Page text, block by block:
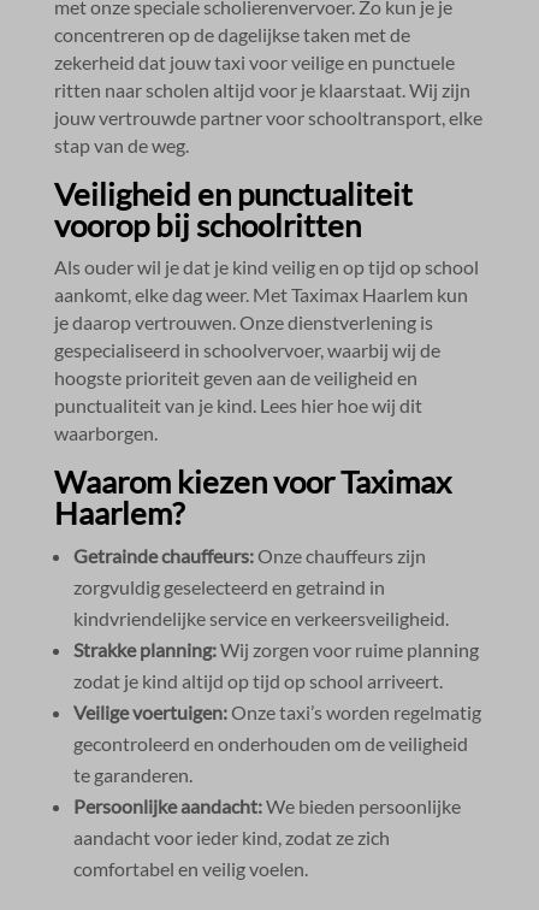
met onze speciale scholierenvervoer.​ Zo kun je je
concentreren op de dagelijkse taken met de
zekerheid dat jouw taxi voor veilige en punctuele
ritten naar scholen altijd voor je klaarstaat.​ Wij zijn
jouw vertrouwde partner voor schooltransport, elke
stap van de weg.​
Veiligheid en punctualiteit
voorop bij schoolritten
Als ouder wil je dat je kind veilig en op tijd op school
aankomt, elke dag weer.​ Met Taximax Haarlem kun
je daarop vertrouwen.​ Onze dienstverlening is
gespecialiseerd in schoolvervoer, waarbij wij de
hoogste prioriteit geven aan de veiligheid en
punctualiteit van je kind.​ Lees hier hoe wij dit
waarborgen.​
Waarom kiezen voor Taximax
Haarlem?
Getrainde chauffeurs:Onze chauffeurs zijn
zorgvuldig geselecteerd en getraind in
kindvriendelijke service en verkeersveiligheid.​
Strakke planning:Wij zorgen voor ruime planning
zodat je kind altijd op tijd op school arriveert.​
Veilige voertuigen:Onze taxi’s worden regelmatig
gecontroleerd en onderhouden om de veiligheid
te garanderen.​
Persoonlijke aandacht:We bieden persoonlijke
aandacht voor ieder kind, zodat ze zich
comfortabel en veilig voelen.​